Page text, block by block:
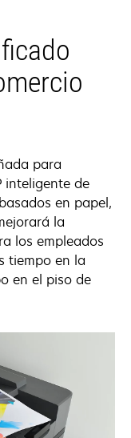
para
inteligente de
en papel,
la
los empleados
tiempo en la
en el piso de